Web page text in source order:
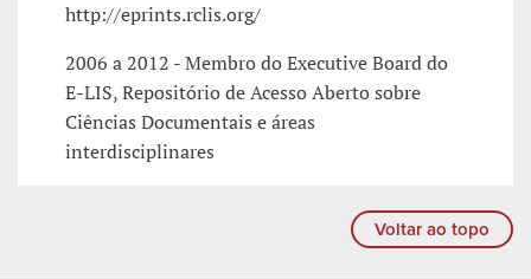
http://eprints.rclis.org/
2006 a 2012 - Membro do Executive Board do
E-LIS, Repositório de Acesso Aberto sobre
Ciências Documentais e áreas
interdisciplinares
Voltar ao topo